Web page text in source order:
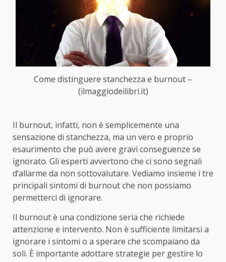
Come distinguere stanchezza e burnout –
(ilmaggiodeilibri.it)
Il burnout, infatti, non è semplicemente una
sensazione di stanchezza, ma un vero e proprio
esaurimento che può avere gravi conseguenze se
ignorato. Gli esperti avvertono che ci sono segnali
d’allarme da non sottovalutare. Vediamo insieme i tre
principali sintomi di burnout che non possiamo
permetterci di ignorare.
Il burnout è una condizione seria che richiede
attenzione e intervento. Non è sufficiente limitarsi a
ignorare i sintomi o a sperare che scompaiano da
soli. È importante adottare strategie per gestire lo